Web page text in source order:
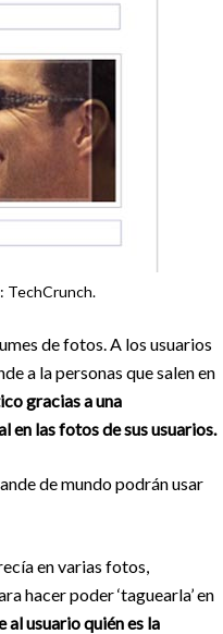
TechCrunch.
de fotos. A los usuarios
a la personas que salen en
gracias a una
las fotos de sus usuarios.
de mundo podrán usar
en varias fotos,
hacer poder ‘taguearla’ en
al usuario quién es la